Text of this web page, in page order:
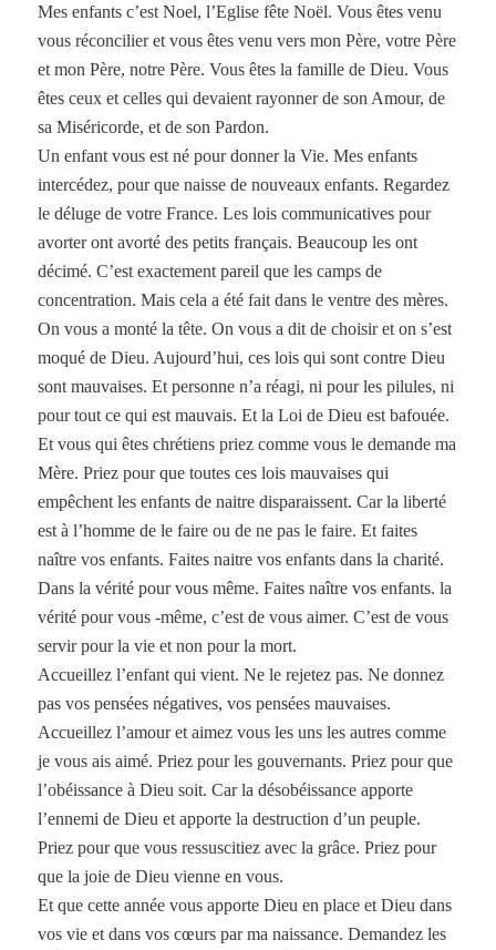
Mes enfants c’est Noel, l’Eglise fête Noël. Vous êtes venu
vous réconcilier et vous êtes venu vers mon Père, votre Père
et mon Père, notre Père. Vous êtes la famille de Dieu. Vous
êtes ceux et celles qui devaient rayonner de son Amour, de
sa Miséricorde, et de son Pardon.
Un enfant vous est né pour donner la Vie. Mes enfants
intercédez, pour que naisse de nouveaux enfants. Regardez
le déluge de votre France. Les lois communicatives pour
avorter ont avorté des petits français. Beaucoup les ont
décimé. C’est exactement pareil que les camps de
concentration. Mais cela a été fait dans le ventre des mères.
On vous a monté la tête. On vous a dit de choisir et on s’est
moqué de Dieu. Aujourd’hui, ces lois qui sont contre Dieu
sont mauvaises. Et personne n’a réagi, ni pour les pilules, ni
pour tout ce qui est mauvais. Et la Loi de Dieu est bafouée.
Et vous qui êtes chrétiens priez comme vous le demande ma
Mère. Priez pour que toutes ces lois mauvaises qui
empêchent les enfants de naitre disparaissent. Car la liberté
est à l’homme de le faire ou de ne pas le faire. Et faites
naître vos enfants. Faites naitre vos enfants dans la charité.
Dans la vérité pour vous même. Faites naître vos enfants. la
vérité pour vous -même, c’est de vous aimer. C’est de vous
servir pour la vie et non pour la mort.
Accueillez l’enfant qui vient. Ne le rejetez pas. Ne donnez
pas vos pensées négatives, vos pensées mauvaises.
Accueillez l’amour et aimez vous les uns les autres comme
je vous ais aimé. Priez pour les gouvernants. Priez pour que
l’obéissance à Dieu soit. Car la désobéissance apporte
l’ennemi de Dieu et apporte la destruction d’un peuple.
Priez pour que vous ressuscitiez avec la grâce. Priez pour
que la joie de Dieu vienne en vous.
Et que cette année vous apporte Dieu en place et Dieu dans
vos vie et dans vos cœurs par ma naissance. Demandez les